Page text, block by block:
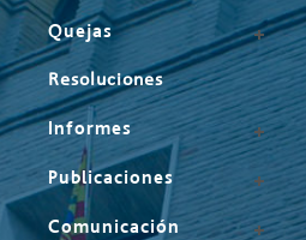
Quejas
Resoluciones
Informes
Publicaciones
Comunicación